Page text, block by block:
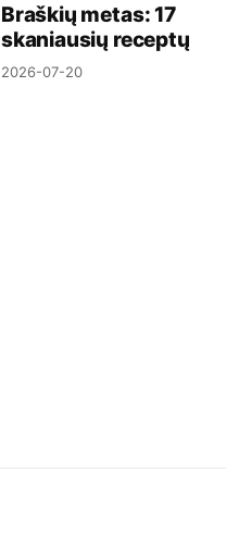
Braškių metas: 17
skaniausių receptų
2026-07-20